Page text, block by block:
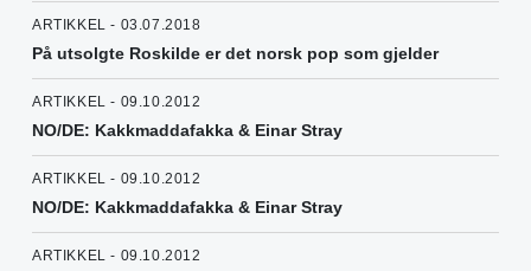
ARTIKKEL - 03.07.2018
På utsolgte Roskilde er det norsk pop som gjelder
ARTIKKEL - 09.10.2012
NO/DE: Kakkmaddafakka & Einar Stray
ARTIKKEL - 09.10.2012
NO/DE: Kakkmaddafakka & Einar Stray
ARTIKKEL - 09.10.2012